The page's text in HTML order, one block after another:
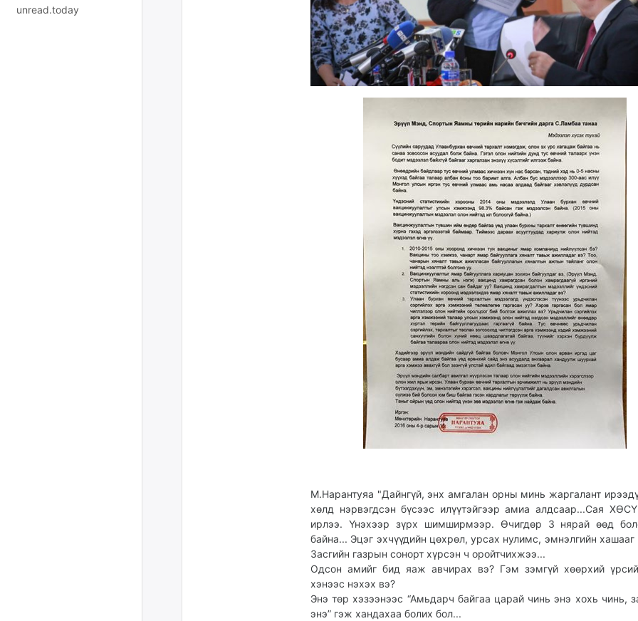
unread.today
М.Нарантуяа "Дайнгүй, энх амгалан орны минь жаргалант
хөлд нэрвэгдсэн бүсээс илүүтэйгээр амиа алдсаар...Сая
ирлээ. Үнэхээр зүрх шимширмээр. Өчигдөр 3 нярай өөд
байна... Эцэг эхчүүдийн цөхрөл, урсах нулимс, эмнэлгийн хашааг
Засгийн газрын сонорт хүрсэн ч оройтчихжээ...
Одсон амийг бид яаж авчирах вэ? Гэм зэмгүй хөөрхий
хэнээс нэхэх вэ?
Энэ төр хэзээнээс “Амьдарч байгаа царай чинь энэ хохь чинь,
энэ” гэж хандахаа болих бол...